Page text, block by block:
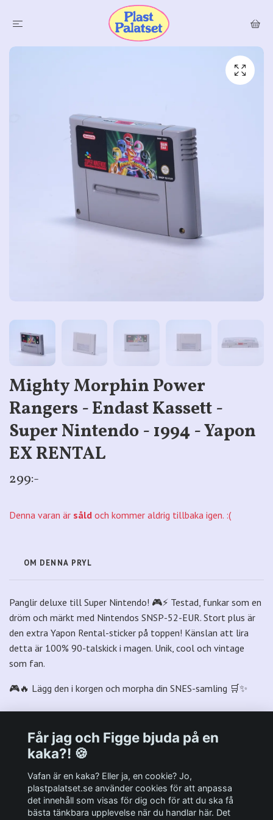
Mighty Morphin Power
Rangers - Endast Kassett -
Super Nintendo - 1994 - Yapon
EX RENTAL
299:-
Denna varan är såld och kommer aldrig tillbaka igen. :(
OM DENNA PRYL
Panglir deluxe till Super Nintendo! 🎮⚡ Testad, funkar som en
dröm och märkt med Nintendos SNSP-52-EUR. Stort plus är
den extra Yapon Rental-sticker på toppen! Känslan att lira
detta är 100% 90-talskick i magen. Unik, cool och vintage
som fan.
🎮🔥 Lägg den i korgen och morpha din SNES-samling 🛒✨
Andra viktiga länkar:
Får jag och Figge bjuda på en
kaka?! 🍪
Vafan är en kaka? Eller ja, en cookie? Jo,
plastpalatset.se använder cookies för att anpassa
det innehåll som visas för dig och för att du ska få
bästa tänkbara upplevelse när du handlar här. Det